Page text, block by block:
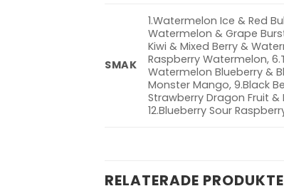
SMAK
1.Watermelon Ice & Red
Watermelon & Grape
Kiwi & Mixed Berry &
Raspberry Watermelon,
Watermelon Blueberry &
Monster Mango, 9.Black
Strawberry Dragon Fruit &
12.Blueberry Sour
RELATERADE